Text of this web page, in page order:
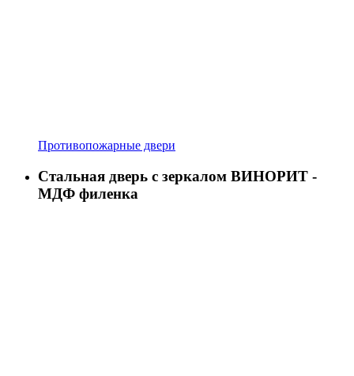
Противопожарные двери
Стальная дверь с зеркалом ВИНОРИТ -
МДФ филенка